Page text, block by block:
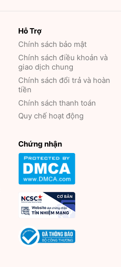
Hỗ Trợ
Chính sách bảo mật
Chính sách điều khoản và
giao dịch chung
Chính sách đổi trả và hoàn
tiền
Chính sách thanh toán
Quy chế hoạt động
Chứng nhận